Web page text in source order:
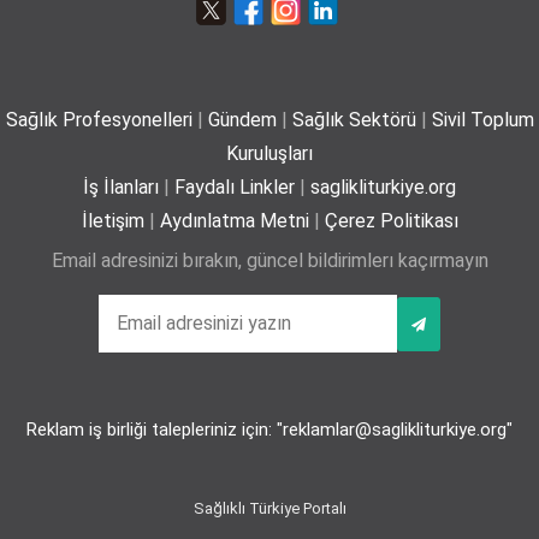
29-06-2026
Yaz mevsiminde hamileler için 11 kritik öneri
25-06-2026
Sağlık Profesyonelleri| Gündem | Sağlık Sektörü | Sivil Toplum
Kuruluşları
İş İlanları | Faydalı Linkler | saglikliturkiye.org
İletişim | Aydınlatma Metni| Çerez Politikası
Email adresinizi bırakın, güncel bildirimlerı kaçırmayın
Reklam iş birliği talepleriniz için: "reklamlar@saglikliturkiye.org"
Sağlıklı Türkiye Portalı